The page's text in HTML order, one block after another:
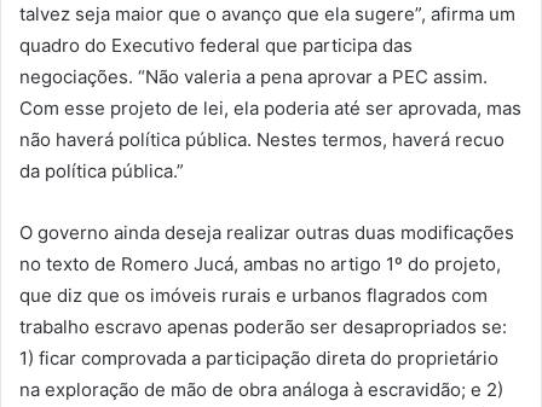
talvez seja maior que o avanço que ela sugere”, afirma um
quadro do Executivo federal que participa das
negociações. “Não valeria a pena aprovar a PEC assim.
Com esse projeto de lei, ela poderia até ser aprovada, mas
não haverá política pública. Nestes termos, haverá recuo
da política pública.”
O governo ainda deseja realizar outras duas modificações
no texto de Romero Jucá, ambas no artigo 1º do projeto,
que diz que os imóveis rurais e urbanos flagrados com
trabalho escravo apenas poderão ser desapropriados se:
1) ficar comprovada a participação direta do proprietário
na exploração de mão de obra análoga à escravidão; e 2)